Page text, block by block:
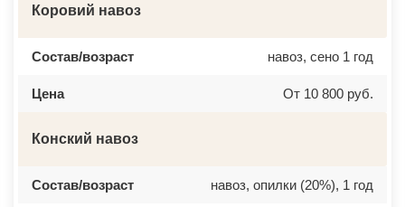
Коровий навоз
Состав/возраст навоз, сено 1 год
Цена От 10 800 руб.
Конский навоз
Состав/возраст навоз, опилки (20%), 1 год